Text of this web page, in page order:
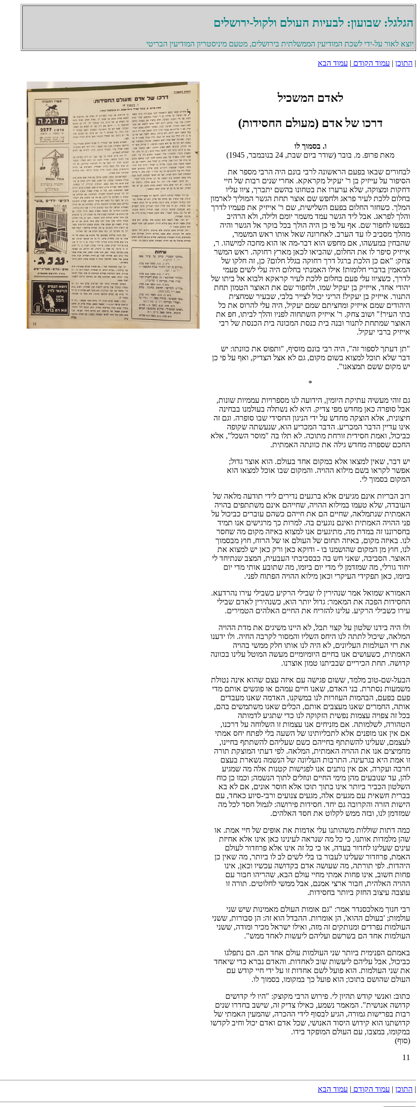
הגלגל: שבועון: לבעיות העולם ולקול-ירושלים
יוצא לאור על-ידי לשכת המודיעין הממשלתית בירושלים, מטעם מיניסטריון המודיעין הבריטי
| התוכן | עמוד הקודם | עמוד הבא
לאדם המשכיל
דרכו של אדם (מעולם החסידות)
ו. בסמוך לו
מאת פרופ. מ. בובר (שודר ביום שבת, 24 בנובמבר, 1945)
לבחורים שבאו בפעם הראשונה לרבי בונם היה הרבי מספר את
הסיפור על עייזיק בן ר' יעקיל מקראקא. אחרי שנים רבות של חיי
דחקות ומצוקה, שלא ערערו את בטחונו בהשם יתברך, ציוו עליו
בחלום ללכת לעיר פראג ולחפש שם אוצר תחת הגשר המוליך לארמון
המלך. כשחזר החלום בפעם השלישית, שם ר' אייזיק את פעמיו לדרך
והלך לפראג. אבל ליד הגשר עמד משמר יומם ולילה, ולא הרהיב
בנפשו לחפור שם. אף על פי כן היה הולך בכל בוקר אל הגשר והיה
מהלך מסביב לו עד הערב. לאחרונה שאל אותו ראש המשמר,
שהבחין במעשהו, אם מחפש הוא דבר-מה או הוא מחכה למישהו. ר,
אייזיק סיפר לו את החלום, שהביאו לכאן מארץ רחוקה. ראש המשר
צחק: "אם כן הלכת ברגל דרך רחוקה בגלל חלום? כן, זה חלקו של
המאמין בדברי חלומות! אילו האמנתי בחלום היה עלי לשים פעמי
לדרך, כשציוו עלי פעם בחלום ללכת לעיר קראקא ולבוא אל ביתו של
יהודי אחד, אייזיק בן יעקיל שמו, ולחפור שם את האוצר הטמון תחת
התנור. אייזיק בן יעקיל! הריני יכול לצייר בלבי, שבעיר שמחצית
היהודים שמם אייזיק ומחציתם שמם יעקיל, היה עלי להרוס את כל
בתי העיר!" ושוב צחק. ר' אייזיק השתחוה לפניו והלך לביתו, חפ את
האוצר שמתחת לתנור ובנה בית כנסת המכונה בית הכנסת של רבי
אייזיק ברבי יעקיל.
"תן דעתך לספור זה", היה רבי בונם מוסיף, "ותפוס את כוונתו: יש
דבר שלא תוכל למצוא בשום מקום, גם לא אצל הצדיק, ואף על פי כן
יש מקום ששם תמצאנו".
*
גם זוהי מעשיה עתיקת היומין, הידועה לנו מספרויות עממיות שונות,
אבל סופרה כאן מחדש מפי צדיק. היא לא נשתלה בעולמנו בבחינה
חיצונית, אלא הוצקה מחדש על ידי הניגון החסידי שבו סופרה. וגם זה
אינו עדיין הדבר המכריע. הדבר המכריע הוא, שנעשתה שקופה
כביכול, ואמת חסידית זורחת מתוכה. לא תלו בה "מוסר השכל", אלא
החכם שספרה מחדש גילה את כוונתה האמתית.
יש דבר, שאין למצאו אלא במקום אחד בעולם. הוא אוצר גדול;
אפשר לקראו בשם מילוא ההויה. והמקום שבו אוכל למצאו הוא
המקום בסמוך לי.
רוב הבריות אינם מגיעים אלא ברגעים נדירים לידי תודעה מלאה של
העובדה, שלא טעמו במילוא ההויה, שחייהם אינם משתתפים בהויה
האמתית שנתמלאה, שחיים הם את חייהם כשהם עוברים כביכול על
פני ההויה האמתית ואינם נוגעים בה. למרות כך מרגישים אנו תמיד
בחסרוננו זה במדת מה, מתיגעים אנו למצוא באיזה מקום מה שחסר
לנו. באיזה מקום, באיזה תחום של העולם או של הרוח, חוץ מבסמוך
לנו, חוץ מן המקום שהושמנו בו - ודוקא כאן ורק כאן יש למצוא את
האוצר. הסביבה, שאני חש בה כבסביבתי העבעית, המצב שנתיחד לי
יחוד גורלי, מה שמזדמן לי מדי יום ביומו, מה שתובע אותי מדי יום
ביומו, כאן תפקידי העיקרי וכאן מילוא ההויה הפתוח לפני.
האמורא שמואל אמר שנהירין לו שבילי הרקיע כשבילי עירו נהרדעא.
החסידות הפכה את המאמר: גדול יותר הוא, כשנהירין לאדם שבילי
עירו כשבילי הרקיע. עלינו להזריח את החיים האלהים הטמירים.
ולו היה בידנו שלטון על קצוי תבל, לא היינו משיגים את מדת ההויה
המלאה, שיכול לתתה לנו היחס השליו והמסור לקרבה החיה. ולו ידענו
את רזי העולמות העליונים, לא היה לנו אותו חלק ממשי בהויה
האמתית, כשעושים אנו בחיים היומיומיים מעשה המוטל עלינו בכוונה
קדושה. תחת הכיריים שבביתנו טמון אוצרנו.
הבעל-שם-טוב מלמד, ששום פגישה עם איזה עצם שהוא אינה נטולת
משמעות נסתרת. בני האדם, שאנו חיים עמהם או פוגשים אותם מדי
פעם בפעם, הבהמות העוזרות לנו במשקנו, האדמה שאנו מעבדים
אותה, החמרים שאנו מעצבים אותם, הכלים שאנו משתמשים בהם,
בכל זה צפויה עצמות נפשית הזקוקה לנו כדי שתגיע לדמותה
הטהורה, לשלמותה. אם מזניחים אנו עצמות זו השלוחה על דרכנו,
אם אין אנו מופנים אלא לתכליותינו של השעה בלי לפתח יחס אמתי
לעצמם, שעלינו להשתתף בחייהם כשם שעליהם להשתתף בחיינו,
מחמיצים אנו את ההויה האמתית, המלאה. לפי דעתי המוצקת תורה
זו אמת היא בגרעינה. התרבות העליונה של הנשמה נשארת בעצם
חרבה ועקרה, אם אין נותנים אנו לפגישות קטנות אלה מה שמגיע
להן, עד שנובעים מהן מימי החיים ונוזלים לתוך הנשמה; וכמו כן כוח
השלטון הכביר ביותר אינו בתוך תוכו אלא חוסר אונים, אם לא בא
בברית חשאית עם מגעים אלה, מגעים צנועים ורבי-סיוע כאחד, עם
הישות הזרה והקרובה גם יחד. חסידות פירושה: לגמול חסד לכל מה
שמזדמן לנו, ובזה ממש לקלוט את חסד האלהים.
כמה דתות שוללות משהותנו עלי אדמות את אופים של חיי אמת. או
שהן מלמדות אותנו, כי כל מה שנראה לעינינו כאן אינו אלא אחיזת
עינים שעלינו לחדור בעדה, או כי כל זה אינו אלא פרוזדור לעולם
האמת, פרוזדור שעלינו לעבור בו בלי לשים לב לו ביותר, מה שאין כן
היהדות. לפי תורתה, מה שעושה אדם בקדושה עכשיו וכאן, אינו
פחות חשוב, אינו פחות אמתי מחיי עולם הבא, שהריהו חבור עם
ההויה האלהית, חבור ארצי אמנם, אבל ממשי לחלוטים. תורה זו
עוצבה עיצוב החזק ביותר בחסידות.
רבי חנוך מאלכסנדר אמר: "גם אומות העולם מאמינות שיש שני
עולמות; 'בעולם ההוא', הן אומרות. ההבדל הוא זה: הן סבורות, ששני
העולמות נפרדים ומנותקים זה מזה, ואילו ישראל מכיר ומודה, ששני
העולמות אחד הם בשרשם ועליהם ליעשות לאחד ממש".
באמתם הפנימית ביותר שני העולמות עולם אחד הם. הם נתפלגו
כביכול, אבל עליהם ליעשות שוב לאחדות. והאדם נברא כדי שיאחד
את שני העולמות. הוא פועל לשם אחדות זו על ידי חיי קודש עם
העולם שהושם בתוכו; הוא פועל כך במקומו, בסמוך לו.
כתוב: ואנשי קודש תהיון לי. פירוש הרבי מקוצק: "היו לי קדושים
קדושה אנושית". המאמר נשמע, כאילו צדיק זה, שישב בחדרו שנים
רבות בפרישות גמורה, הגיע לבסוף לידי ההכרה, שהמעין האמתי של
קדושתנו הוא קידוש היסוד האנושי, שכל אדם ואדם יכול וחיב לקדשו
במקומו, במצבו, עם העולם המופקד בידו.
(סוף)
11
| התוכן | עמוד הקודם | עמוד הבא